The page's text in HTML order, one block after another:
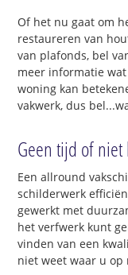
Of het nu gaat om
restaureren van
van plafonds, bel
meer informatie
woning kan
vakwerk, dus
Geen tijd of niet
Een allround
schilderwerk
gewerkt met
het verfwerk kunt
vinden van een
niet weet waar u op